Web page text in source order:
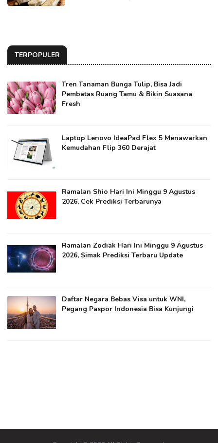
TERPOPULER
Tren Tanaman Bunga Tulip, Bisa Jadi
Pembatas Ruang Tamu & Bikin Suasana
Fresh
Laptop Lenovo IdeaPad Flex 5 Menawarkan
Kemudahan Flip 360 Derajat
Ramalan Shio Hari Ini Minggu 9 Agustus
2026, Cek Prediksi Terbarunya
Ramalan Zodiak Hari Ini Minggu 9 Agustus
2026, Simak Prediksi Terbaru Update
Daftar Negara Bebas Visa untuk WNI,
Pegang Paspor Indonesia Bisa Kunjungi